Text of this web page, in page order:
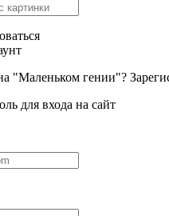
"Маленьком гении"?
для входа на сайт